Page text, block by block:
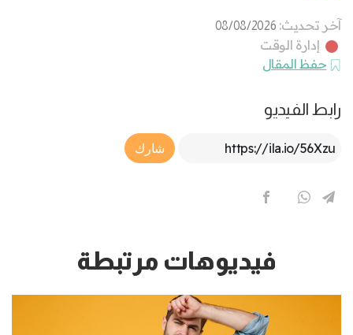
آخر تحديث: 08/08/2026
إدارة الوقت
حفظ المقال
رابط الفيديو
Article Link
شارك
فيديوهات مرتبطة